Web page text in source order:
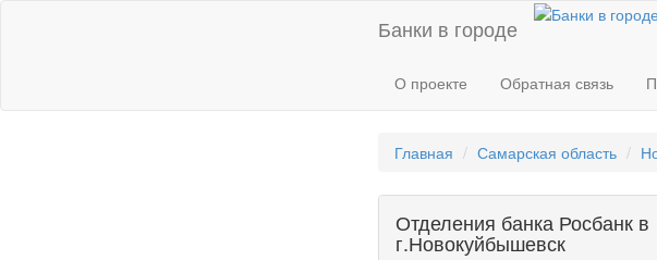
Банки в городе
О проекте Обратная связь
Главная Самарская область
Отделения банка Росбанк в
г.Новокуйбышевск